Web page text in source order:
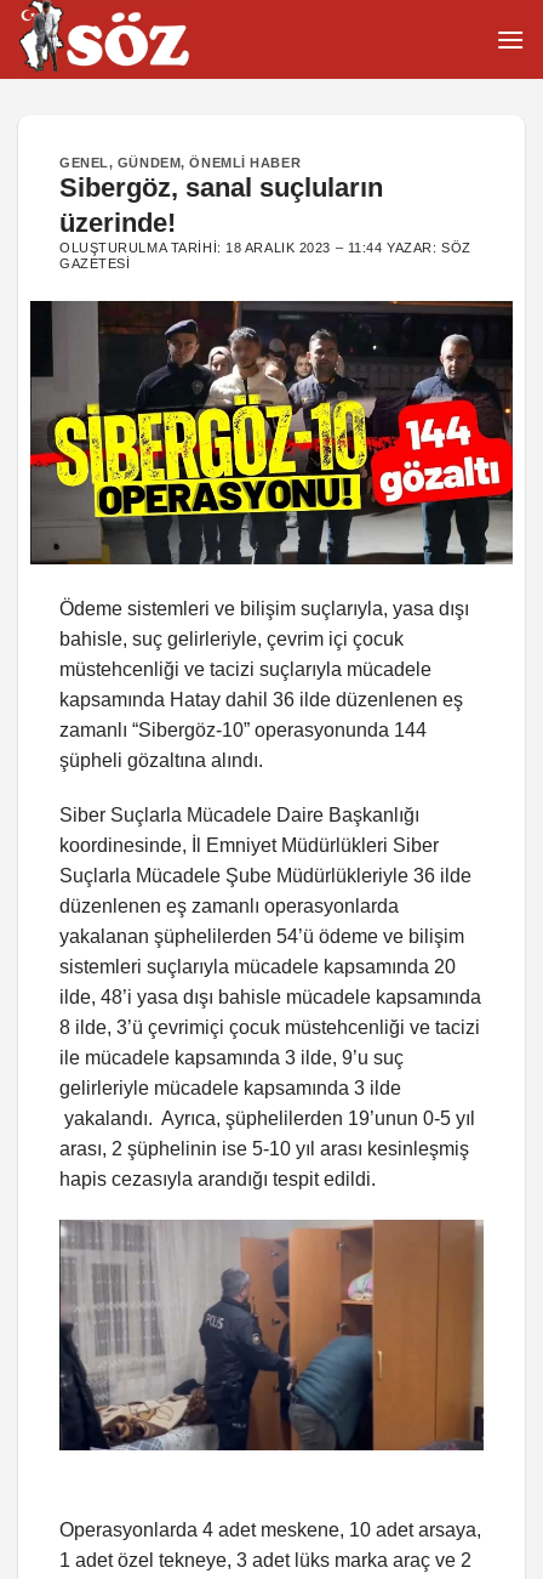
İçeriğe
atla
GENEL, GÜNDEM,ÖNEMLI HABER
Sibergöz, sanal suçluların
üzerinde!
OLUŞTURULMA TARIHI: 18 ARALIK 2023 – 11:44 YAZAR:SÖZ
GAZETESI
Ödeme sistemleri ve bilişim suçlarıyla, yasa dışı
bahisle, suç gelirleriyle, çevrim içi çocuk
müstehcenliği ve tacizi suçlarıyla mücadele
kapsamında Hatay dahil 36 ilde düzenlenen eş
zamanlı “Sibergöz-10” operasyonunda 144
şüpheli gözaltına alındı.
Siber Suçlarla Mücadele Daire Başkanlığı
koordinesinde, İl Emniyet Müdürlükleri Siber
Suçlarla Mücadele Şube Müdürlükleriyle 36 ilde
düzenlenen eş zamanlı operasyonlarda
yakalanan şüphelilerden 54’ü ödeme ve bilişim
sistemleri suçlarıyla mücadele kapsamında 20
ilde, 48’i yasa dışı bahisle mücadele kapsamında
8 ilde, 3’ü çevrimiçi çocuk müstehcenliği ve tacizi
ile mücadele kapsamında 3 ilde, 9’u suç
gelirleriyle mücadele kapsamında 3 ilde
yakalandı. Ayrıca, şüphelilerden 19’unun 0-5 yıl
arası, 2 şüphelinin ise 5-10 yıl arası kesinleşmiş
hapis cezasıyla arandığı tespit edildi.
Operasyonlarda 4 adet meskene, 10 adet arsaya,
1 adet özel tekneye, 3 adet lüks marka araç ve 2